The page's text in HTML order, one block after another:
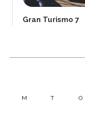
Gran Turismo 7
M T O